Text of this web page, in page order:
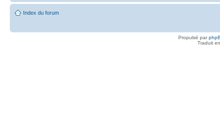
Index du forum
Propulsé par
Traduit